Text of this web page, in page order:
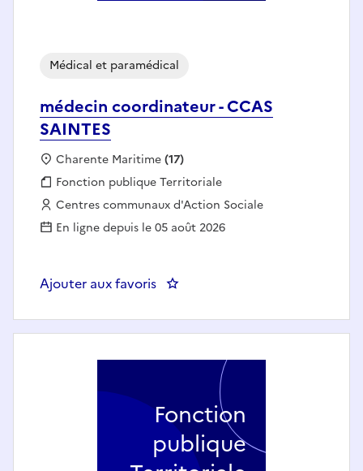
médecin coordinateur - CCAS
SAINTES
Médical et paramédical
Localisation :
Charente Maritime(17)
Fonction publique :
Fonction publique Territoriale
Employeur :
Centres communaux d'Action Sociale
En ligne depuis le 05 août 2026
Ajouter aux favoris : médecin coordinateur - CCAS
Fonction
publique